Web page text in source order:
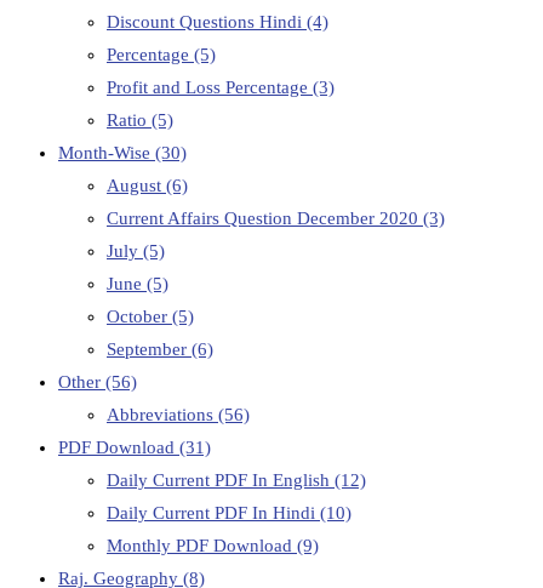
Discount Questions Hindi (4)
Percentage (5)
Profit and Loss Percentage (3)
Ratio (5)
Month-Wise (30)
August (6)
Current Affairs Question December 2020 (3)
July (5)
June (5)
October (5)
September (6)
Other (56)
Abbreviations (56)
PDF Download (31)
Daily Current PDF In English (12)
Daily Current PDF In Hindi (10)
Monthly PDF Download (9)
Raj. Geography (8)